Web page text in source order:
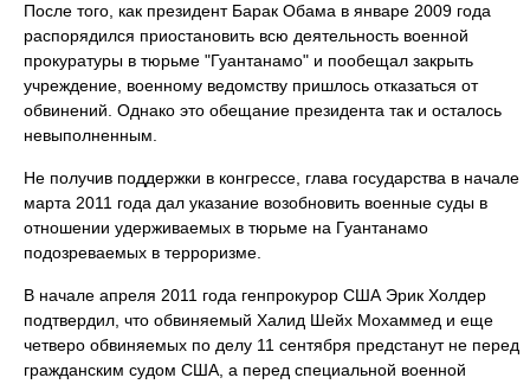
После того, как президент Барак Обама в январе 2009 года
распорядился приостановить всю деятельность военной
прокуратуры в тюрьме "Гуантанамо" и пообещал закрыть
учреждение, военному ведомству пришлось отказаться от
обвинений. Однако это обещание президента так и осталось
невыполненным.
Не получив поддержки в конгрессе, глава государства в начале
марта 2011 года дал указание возобновить военные суды в
отношении удерживаемых в тюрьме на Гуантанамо
подозреваемых в терроризме.
В начале апреля 2011 года генпрокурор США Эрик Холдер
подтвердил, что обвиняемый Халид Шейх Мохаммед и еще
четверо обвиняемых по делу 11 сентября предстанут не перед
гражданским судом США, а перед специальной военной